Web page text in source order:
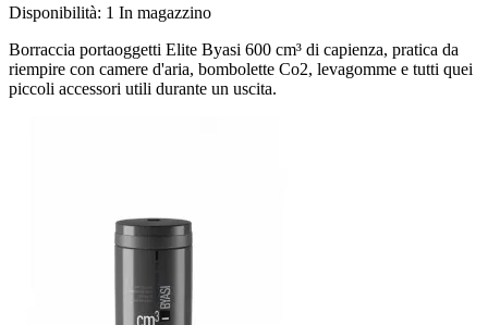
Disponibilità: 1 In magazzino
Borraccia portaoggetti Elite Byasi 600 cm³ di capienza, pratica da
riempire con camere d'aria, bombolette Co2, levagomme e tutti quei
piccoli accessori utili durante un uscita.